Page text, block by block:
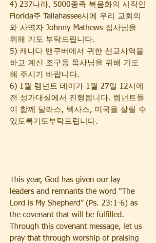
4) 237나라, 5000종족 복음화의 시작인
Florida주 Tallahassee시에 우리 교회의
와 사역자 Johnny Mathews 집사님을
위해 기도 부탁드립니다.
5) 캐나다 밴쿠버에서 귀한 선교사역을
하고 계신 조구동 목사님을 위해 기도
해 주시기 바랍니다.
6) 1월 렘넌트 데이가 1월 27일 12시에
전 성가대실에서 진행됩니다. 렘넌트들
이 함께 달라스, 텍사스, 미국을 살릴 수
있도록기도부탁드립니다.
This year, God has given our lay
leaders and remnants the word “The
Lord is My Shepherd” (Ps. 23:1-6) as
the covenant that will be fulfilled.
Through this covenant message, let us
pray that through worship of praising